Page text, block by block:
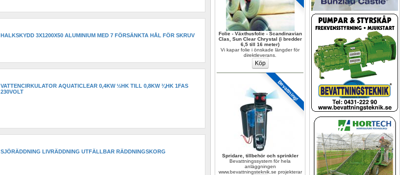
Folie - Växthusfolie - Scandinavian
Clas, Sun Clear Chrystal (i bredder
6,5 till 16 meter)
Vi kapar folie i önskade längder för
direktleverans.
Bevattning!
Spridare, tillbehör och sprinkler
Bevattningssystem för hela
anläggningen
www.bevattningsteknik.se projekterar
HALKSKYDD 3X1200X50 ALUMINIUM MED 7 FÖRSÄNKTA HÅL FÖR SKRUV
VATTENCIRKULATOR AQUATICLEAR 0,4KW ½HK TILL 0,8KW ¾HK 1FAS
230VOLT
SJÖRÄDDNING LIVRÄDDNING UTFÄLLBAR RÄDDNINGSKORG